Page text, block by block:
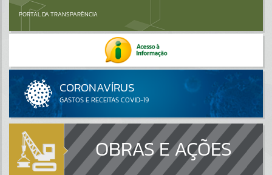
PORTAL DA TRANSPARÊNCIA
OBRAS E AÇÕES